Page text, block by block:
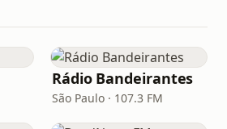
Rádio Bandeirantes
São Paulo · 107.3 FM